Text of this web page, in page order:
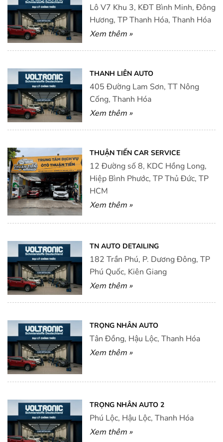
Lô V7 Khu 3, KĐT Bình Minh, Đông
Hương, TP Thanh Hóa, Thanh Hóa
Xem thêm »
THANH LIÊN AUTO
405 Đường Lam Sơn, TT Nông
Cống, Thanh Hóa
Xem thêm »
THUẬN TIẾN CAR SERVICE
12 Đường số 8, KDC Hồng Long,
Hiệp Bình Phước, TP Thủ Đức, TP
HCM
Xem thêm »
TN AUTO DETAILING
182 Trần Phú, P. Dương Đông, TP
Phú Quốc, Kiên Giang
Xem thêm »
TRỌNG NHÂN AUTO
Tân Đồng, Hậu Lộc, Thanh Hóa
Xem thêm »
TRỌNG NHÂN AUTO 2
Phú Lộc, Hậu Lộc, Thanh Hóa
Xem thêm »